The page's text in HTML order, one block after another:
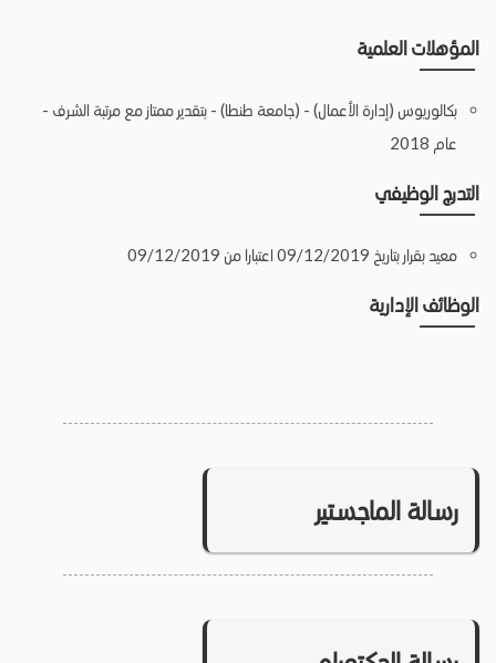
المؤهلات العلمية
بكالوريوس (إدارة الأعمال) - (جامعة طنطا) - بتقدير ممتاز مع مرتبة الشرف -
عام 2018
التدرج الوظيفي
معيد بقرار بتاريخ 09/12/2019 اعتبارا من 09/12/2019
الوظائف الإدارية
رسالة الماجستير